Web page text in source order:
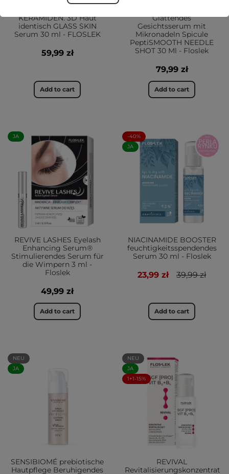
KERAMIDEN. 3D Haut
identisch GLASS SKIN
Serum 30 ml - FLOSLEK
59,99 zł
Add to cart
Glättendes
Gesichtsserum mit
Mikronadeln Spicule
PeptiSMOOTH NEEDLE
SHOT 30 Ml - Floslek
79,99 zł
Add to cart
JA
REVIVE LASHES Eyelash
Enhancing Serum®
Stimulierendes Serum für
die Wimpern 3 ml -
Floslek
49,99 zł
Add to cart
-40%
JA
NIACINAMIDE BOOSTER
feuchtigkeitsspendendes
Serum 30 ml - Floslek
23,99 zł 39,99 zł
Add to cart
NEU
JA
SENSIBIOMÉ prebiotische
Hautpflege Beruhigendes
NEU
JA
1+1-15%
REVIVAL
Revitalisierungskonzentrat